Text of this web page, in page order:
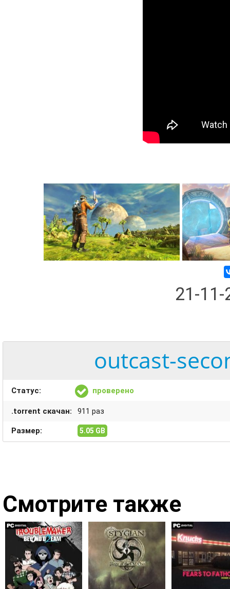
21-
outcast-
Статус: проверено
.torrent скачан: 911 раз
Размер: 5.05 GB
Смотрите также